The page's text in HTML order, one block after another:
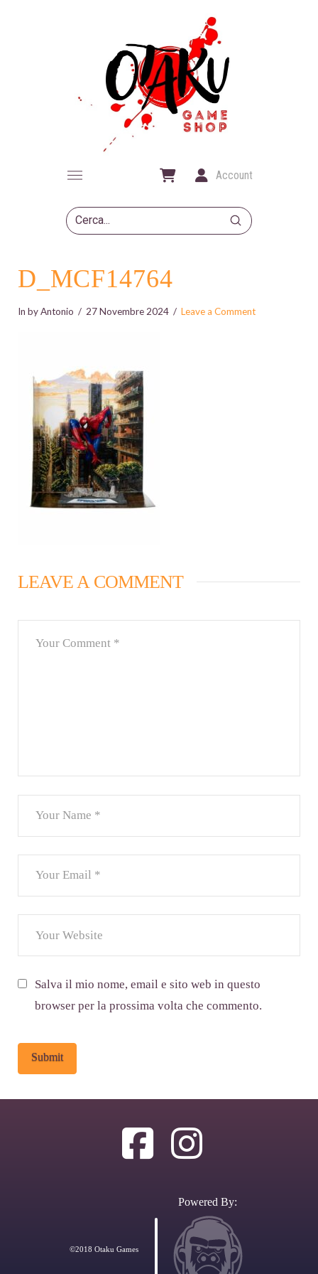
Account
Search
Submit
D_MCF14764
In by Antonio 27 Novembre 2024 Leave a Comment
LEAVE A COMMENT
Salva il mio nome, email e sito web in questo
browser per la prossima volta che commento.
©2018 Otaku Games
Powered By: